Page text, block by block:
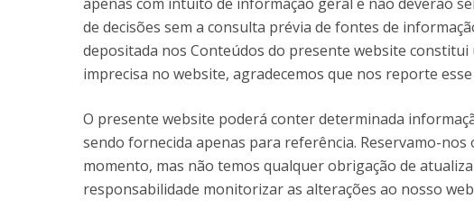
de decisões sem a consulta prévia de fontes de
depositada nos Conteúdos do presente website
imprecisa no website, agradecemos que nos reporte
O presente website poderá conter determinada
sendo fornecida apenas para referência. Reservamo-
momento, mas não temos qualquer obrigação de
responsabilidade monitorizar as alterações ao nosso